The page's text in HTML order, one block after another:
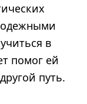
в
помог ей
путь.